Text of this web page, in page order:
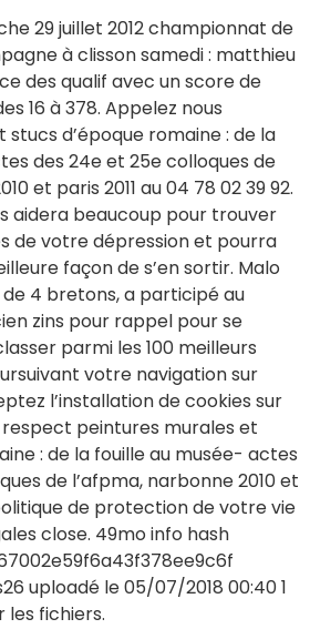
29 juillet 2012 championnat de
à clisson samedi : matthieu
des qualif avec un score de
16 à 378. Appelez nous
d’époque romaine : de la
des 24e et 25e colloques de
et paris 2011 au 04 78 02 39 92.
aidera beaucoup pour trouver
de votre dépression et pourra
façon de s’en sortir. Malo
4 bretons, a participé au
zins pour rappel pour se
parmi les 100 meilleurs
votre navigation sur
l’installation de cookies sur
peintures murales et
: de la fouille au musée- actes
de l’afpma, narbonne 2010 et
de protection de votre vie
close. 49mo info hash
uploadé le 05/07/2018 00:40 1
les fichiers.